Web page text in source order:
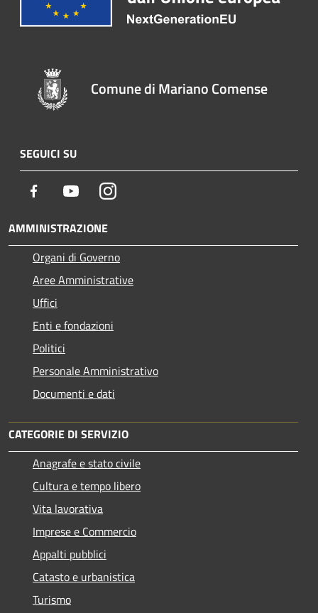
Comune di Mariano Comense
SEGUICI SU
Facebook YoutubeInstagram
AMMINISTRAZIONE
Organi di Governo
Aree Amministrative
Uffici
Enti e fondazioni
Politici
Personale Amministrativo
Documenti e dati
CATEGORIE DI SERVIZIO
Anagrafe e stato civile
Cultura e tempo libero
Vita lavorativa
Imprese e Commercio
Appalti pubblici
Catasto e urbanistica
Turismo